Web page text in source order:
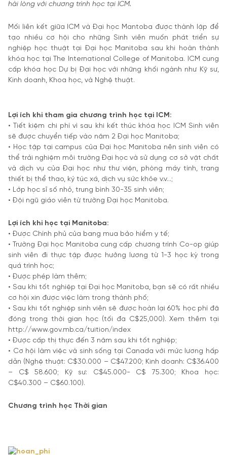
hài lòng với chương trình học tại ICM.
Mối liên kết giữa ICM và Đại học Mantoba được thành lập để
tạo nhiều cơ hội cho những Sinh viên muốn phát triển sự
nghiệp học thuật tại Đại học Manitoba sau khi hoàn thành
khóa học tại The International College of Manitoba. ICM cung
cấp khóa học Dự bị Đại học với những khối ngành như Kỹ sư,
Kinh doanh, Khoa học, và Nghệ thuật.
Lợi ích khi tham gia chương trình học tại ICM:
• Tiết kiệm chi phí vì sau khi kết thúc khóa học ICM Sinh viên
sẽ được chuyển tiếp vào năm 2 Đại học Manitoba;
• Học tập tại campus của Đại học Manitoba nên sinh viên có
thể trải nghiệm môi trường Đại học và sử dụng cơ sở vật chất
và dịch vụ của Đại học như thư viện, phòng máy tính, trang
thiết bị thể thao, ký túc xá, dịch vụ sức khỏe v.v…;
• Lớp học sĩ số nhỏ, trung bình 30-35 sinh viên;
• Đội ngũ giáo viên từ trường Đại học Manitoba.
Lợi ích khi học tại Manitoba:
• Được Chính phủ của bang mua bảo hiểm y tế;
• Trường Đại học Manitoba cung cấp chương trình Co-op giúp
sinh viên đi thực tập được hưởng lương từ 1-3 học kỳ trong
quá trình học;
• Được phép làm thêm;
• Sau khi tốt nghiệp tại Đại học Manitoba, bạn sẽ có rất nhiều
cơ hội xin được việc làm trong thành phố;
• Sau khi tốt nghiệp sinh viên sẽ được hoàn lại 60% học phí đã
đóng trong thời gian học (tối đa C$25,000). Xem thêm tại
http://www.gov.mb.ca/tuition/index
• Được cấp thị thực đến 3 năm sau khi tốt nghiệp;
• Cơ hội làm việc và sinh sống tại Canada với mức lương hấp
dẫn (Nghệ thuật: C$30.000 – C$47.200; Kinh doanh: C$36.400
– C$ 58.600; Kỹ sư: C$45.000- C$ 75.300; Khoa học:
C$40.300 – C$60.100).
Chương trình học Thời gian